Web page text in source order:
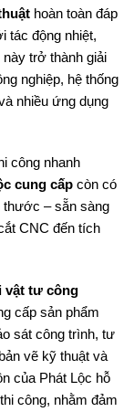
hoàn toàn đáp
tác động nhiệt,
trở thành giải
nghiệp, hệ thống
nhiều ứng dụng
công nhanh
cung cấp còn có
thước – sẵn sàng
CNC đến tích
vật tư công
cấp sản phẩm
sát công trình, tư
vẽ kỹ thuật và
của Phát Lộc hỗ
công, nhằm đảm